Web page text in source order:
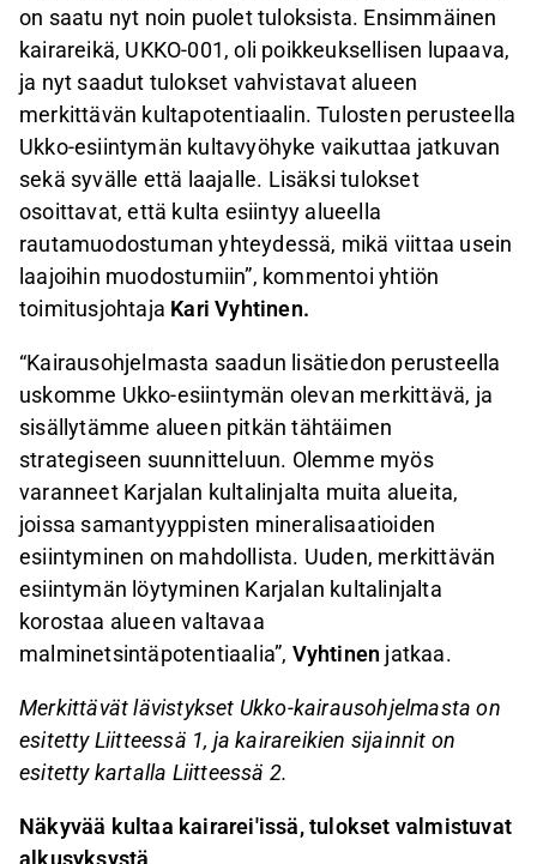
on saatu nyt noin puolet tuloksista. Ensimmäinen
kairareikä, UKKO-001, oli poikkeuksellisen lupaava,
ja nyt saadut tulokset vahvistavat alueen
merkittävän kultapotentiaalin. Tulosten perusteella
Ukko-esiintymän kultavyöhyke vaikuttaa jatkuvan
sekä syvälle että laajalle. Lisäksi tulokset
osoittavat, että kulta esiintyy alueella
rautamuodostuman yhteydessä, mikä viittaa usein
laajoihin muodostumiin”, kommentoi yhtiön
toimitusjohtaja Kari Vyhtinen.
“Kairausohjelmasta saadun lisätiedon perusteella
uskomme Ukko-esiintymän olevan merkittävä, ja
sisällytämme alueen pitkän tähtäimen
strategiseen suunnitteluun. Olemme myös
varanneet Karjalan kultalinjalta muita alueita,
joissa samantyyppisten mineralisaatioiden
esiintyminen on mahdollista. Uuden, merkittävän
esiintymän löytyminen Karjalan kultalinjalta
korostaa alueen valtavaa
malminetsintäpotentiaalia”, Vyhtinen jatkaa.
Merkittävät lävistykset Ukko-kairausohjelmasta on
esitetty Liitteessä 1, ja kairareikien sijainnit on
esitetty kartalla Liitteessä 2.
Näkyvää kultaa kairarei'issä, tulokset valmistuvat
alkusyksystä